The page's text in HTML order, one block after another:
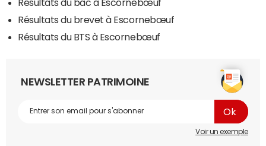
Résultats du bac à Escornebœuf
Résultats du brevet à Escornebœuf
Résultats du BTS à Escornebœuf
NEWSLETTER PATRIMOINE
Voir un exemple